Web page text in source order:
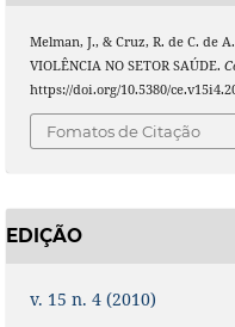
Melman, J., & Cruz, R. de C. de
VIOLÊNCIA NO SETOR SAÚDE.
https://doi.org/10.5380/
Fomatos de Citação
EDIÇÃO
v. 15 n. 4 (2010)